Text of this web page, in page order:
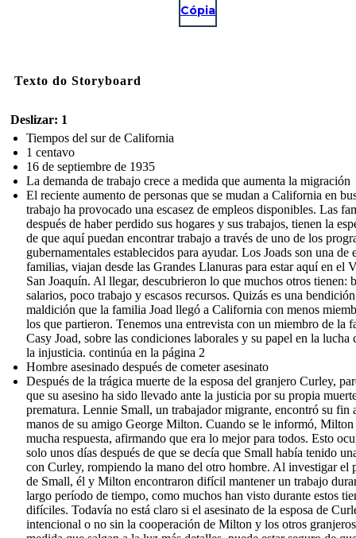
Cópia
Texto do Storyboard
Deslizar: 1
Tiempos del sur de California
1 centavo
16 de septiembre de 1935
La demanda de trabajo crece a medida que aumenta la migración
El reciente aumento de personas que se mudan a California en
trabajo ha provocado una escasez de empleos disponibles. Las
después de haber perdido sus hogares y sus trabajos, tienen la
de que aquí puedan encontrar trabajo a través de uno de los
gubernamentales establecidos para ayudar. Los Joads son una de
familias, viajan desde las Grandes Llanuras para estar aquí en el
San Joaquín. Al llegar, descubrieron lo que muchos otros tienen:
salarios, poco trabajo y escasos recursos. Quizás es una
maldición que la familia Joad llegó a California con menos
los que partieron. Tenemos una entrevista con un miembro de la
Casy Joad, sobre las condiciones laborales y su papel en la lucha
la injusticia. continúa en la página 2
Hombre asesinado después de cometer asesinato
Después de la trágica muerte de la esposa del granjero Curley,
que su asesino ha sido llevado ante la justicia por su propia
prematura. Lennie Small, un trabajador migrante, encontró su fin
manos de su amigo George Milton. Cuando se le informó,
mucha respuesta, afirmando que era lo mejor para todos. Esto
solo unos días después de que se decía que Small había tenido
con Curley, rompiendo la mano del otro hombre. Al investigar el
de Small, él y Milton encontraron difícil mantener un trabajo
largo período de tiempo, como muchos han visto durante estos
difíciles. Todavía no está claro si el asesinato de la esposa de
intencional o no sin la cooperación de Milton y los otros